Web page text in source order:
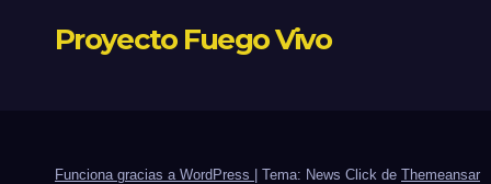
Proyecto Fuego Vivo
Funciona gracias a WordPress Tema: News Click de Themeansar